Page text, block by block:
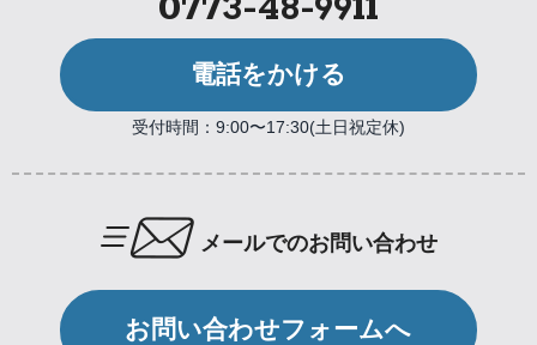
電話をかける
受付時間：9:00〜17:30(土日祝定休)
メールでのお問い合わせ
お問い合わせフォームへ